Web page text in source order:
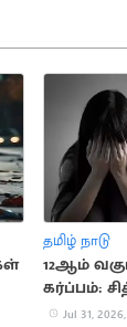
தமிழ் நாடு
12ஆம்
கர்ப்பம்:
போக்சோ
Jul 31,